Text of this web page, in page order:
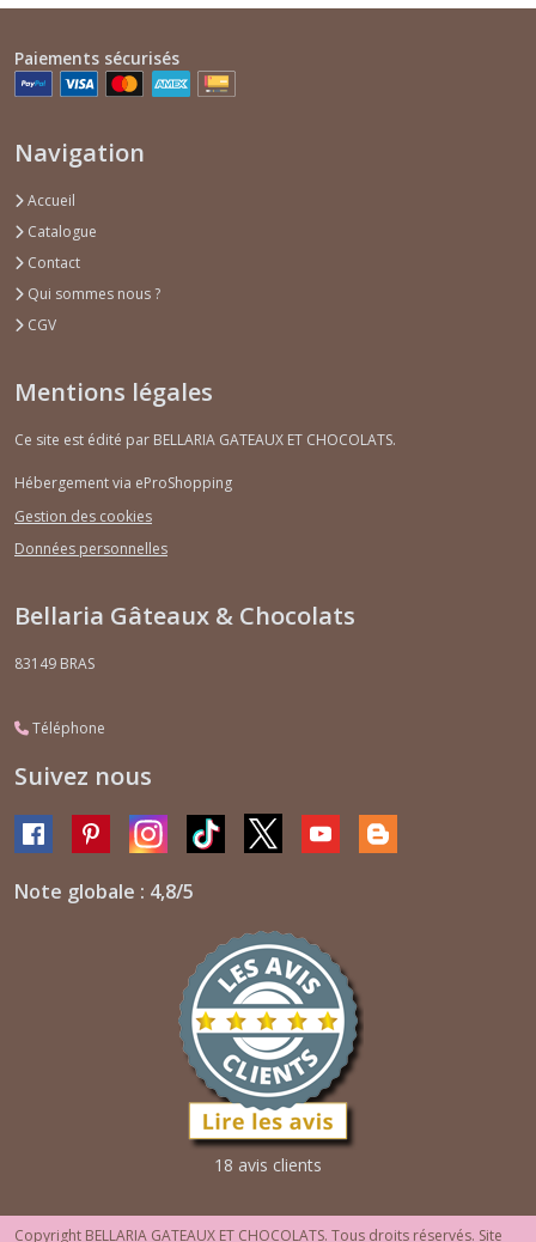
Paiements sécurisés
Navigation
Accueil
Catalogue
Contact
Qui sommes nous ?
CGV
Mentions légales
Ce site est édité par BELLARIA GATEAUX ET CHOCOLATS.
Hébergement via eProShopping
Gestion des cookies
Données personnelles
Bellaria Gâteaux & Chocolats
83149 BRAS
Téléphone
Suivez nous
Note globale : 4,8/5
18 avis clients
Copyright BELLARIA GATEAUX ET CHOCOLATS. Tous droits réservés. Site